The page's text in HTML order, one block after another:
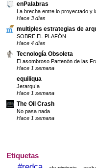
enPalabras
La brecha entre lo proyectado y
Hace 3 días
multiples estrategias de
SOBRE EL PLAFÓN
Hace 4 días
Tecnología Obsoleta
El asombroso Partenón de las
Hace 1 semana
equiliqua
Jerarquía
Hace 1 semana
The Oil Crash
No pasa nada
Hace 1 semana
Etiquetas